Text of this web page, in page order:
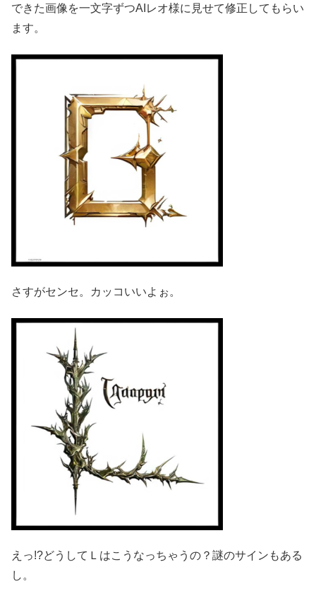
できた画像を一文字ずつAIレオ様に見せて修正してもらい
ます。
さすがセンセ。カッコいいよぉ。
えっ!?どうしてＬはこうなっちゃうの？謎のサインもある
し。